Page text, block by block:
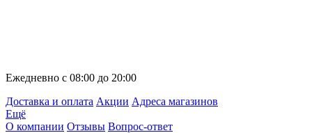
Ежедневно с 08:00 до 20:00
Доставка и оплата Акции Адреса магазинов
Ещё
О компании Отзывы Вопрос-ответ